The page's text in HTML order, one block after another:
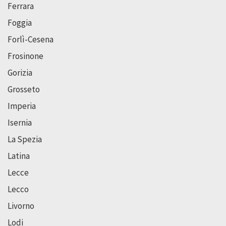
Ferrara
Foggia
Forlì-Cesena
Frosinone
Gorizia
Grosseto
Imperia
Isernia
La Spezia
Latina
Lecce
Lecco
Livorno
Lodi